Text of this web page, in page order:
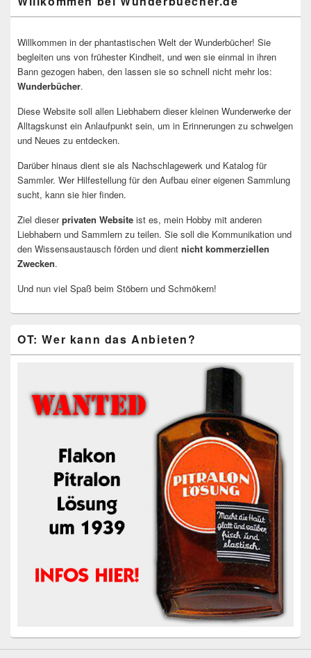
Willkommen in der phantastischen Welt der Wunderbücher! Sie
begleiten uns von frühester Kindheit, und wen sie einmal in ihren
Bann gezogen haben, den lassen sie so schnell nicht mehr los:
Wunderbücher.
Diese Website soll allen Liebhabern dieser kleinen Wunderwerke der
Alltagskunst ein Anlaufpunkt sein, um in Erinnerungen zu schwelgen
und Neues zu entdecken.
Darüber hinaus dient sie als Nachschlagewerk und Katalog für
Sammler. Wer Hilfestellung für den Aufbau einer eigenen Sammlung
sucht, kann sie hier finden.
Ziel dieserprivaten Website ist es, mein Hobby mit anderen
Liebhabern und Sammlern zu teilen. Sie soll die Kommunikation und
den Wissensaustausch förden und dient nicht kommerziellen
Zwecken.
Und nun viel Spaß beim Stöbern und Schmökern!
OT: Wer kann das Anbieten?